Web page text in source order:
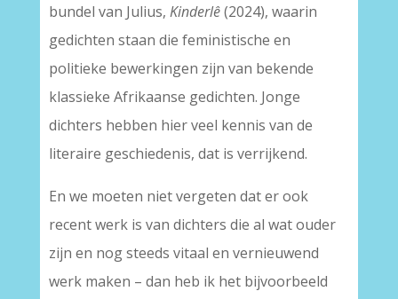
bundel van Julius, Kinderlê(2024), waarin
gedichten staan die feministische en
politieke bewerkingen zijn van bekende
klassieke Afrikaanse gedichten. Jonge
dichters hebben hier veel kennis van de
literaire geschiedenis, dat is verrijkend.
En we moeten niet vergeten dat er ook
recent werk is van dichters die al wat ouder
zijn en nog steeds vitaal en vernieuwend
werk maken – dan heb ik het bijvoorbeeld